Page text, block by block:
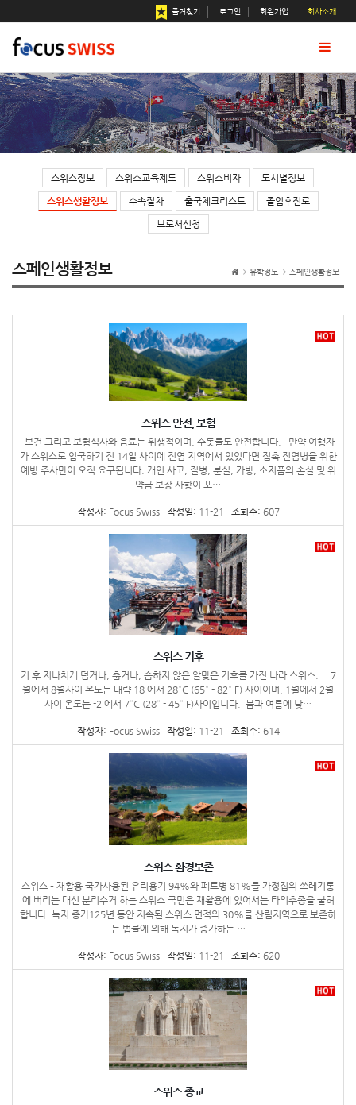
즐겨찾기 로그인 회원가입 회사소개
[ 스페인생활정보 ]
스위스정보 스위스교육제도 스위스비자 도시별정보
스위스생활정보 수속절차 출국체크리스트 졸업후진로
브로셔신청
스페인생활정보 유학정보 스페인생활정보
스위스 안전, 보험
보건 그리고 보험식사와 음료는 위생적이며, 수돗물도 안전합니다. 만약 여행자
가 스위스로 입국하기 전 14일 사이에 전염 지역에서 있었다면 접촉 전염병을 위한
예방 주사만이 오직 요구됩니다. 개인 사고, 질병, 분실, 가방, 소지품의 손실 및 위
약금 보장 사항이 포…
작성자: Focus Swiss 작성일: 11-21 조회수: 607
스위스 기후
기 후 지나치게 덥거나, 춥거나, 습하지 않은 알맞은 기후를 가진 나라 스위스. 7
월에서 8월사이 온도는 대략 18 에서 28°C (65° - 82° F) 사이이며, 1월에서 2월
사이 온도는 -2 에서 7°C (28° - 45° F)사이입니다. 봄과 여름에 낮…
작성자: Focus Swiss 작성일: 11-21 조회수: 614
스위스 환경보존
스위스 – 재활용 국가사용된 유리용기 94%와 페트병 81%를 가정집의 쓰레기통
에 버리는 대신 분리수거 하는 스위스 국민은 재활용에 있어서는 타의추종을 불허
합니다. 녹지 증가125년 동안 지속된 스위스 면적의 30%를 산림지역으로 보존하
는 법률에 의해 녹지가 증가하는 …
작성자: Focus Swiss 작성일: 11-21 조회수: 620
스위스 종교